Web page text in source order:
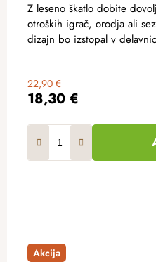
18,30 €
22,90 €
Z leseno škatlo dobite
otroških igrač, orodja ali
dizajn bo izstopal v
Akcija